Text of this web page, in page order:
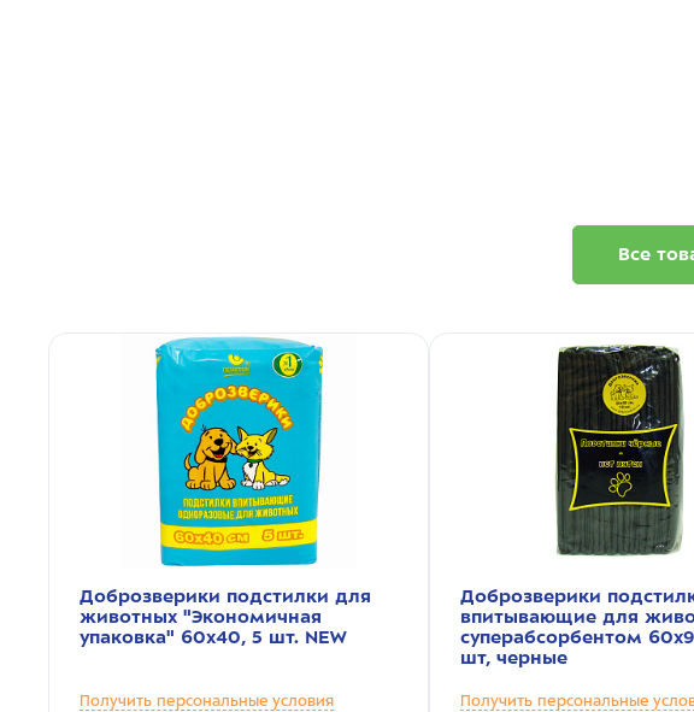
Все
Доброзверики подстилки для
животных "Экономичная
упаковка" 60х40, 5 шт. NEW
Получить персональные условия
Доброзверики
впитывающие для
суперабсорбентом
шт, черные
Получить персональные